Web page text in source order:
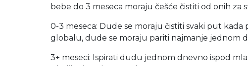
bebe do 3 meseca moraju češće čistiti od onih za
0-3 meseca: Dude se moraju čistiti svaki put kada
globalu, dude se moraju pariti najmanje jednom
3+ meseci: Ispirati dudu jednom dnevno ispod